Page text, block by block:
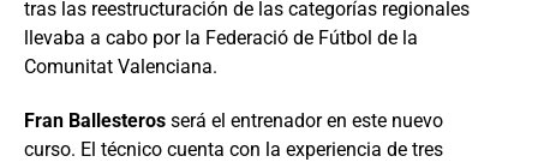
tras las reestructuración de las categorías regionales
llevaba a cabo por la Federació de Fútbol de la
Comunitat Valenciana.
Fran Ballesteros será el entrenador en este nuevo
curso. El técnico cuenta con la experiencia de tres